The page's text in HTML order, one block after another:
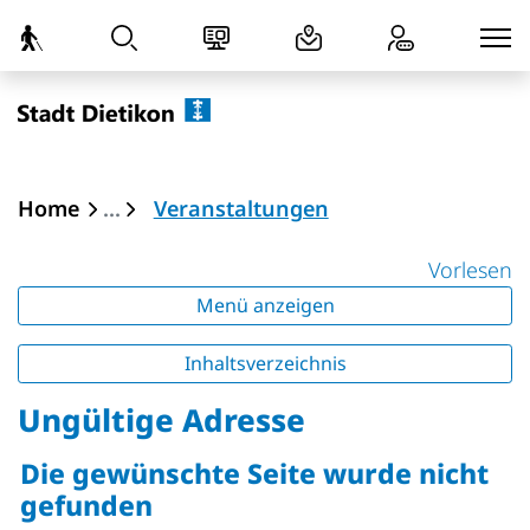
zur Startseite
Direkt zur Hauptnavigation
Direkt zum Inhalt
Direkt zur Suche
Direkt zum Stichwortverzeichnis
Dietikon
Home Veranstaltungen(ausgewählt)
Vorlesen
Menü anzeigen
Inhaltsverzeichnis
Ungültige Adresse
Die gewünschte Seite wurde nicht
gefunden